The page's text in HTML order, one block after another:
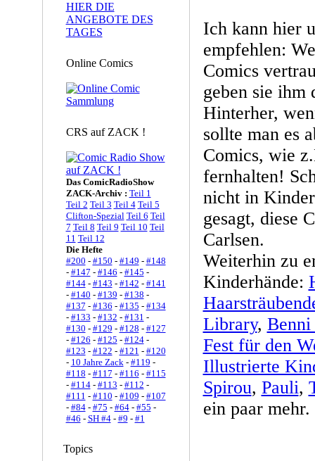
HIER DIE
ANGEBOTE DES
TAGES
Online Comics
CRS auf ZACK !
Das ComicRadioShow
ZACK-Archiv : Teil 1
Teil 2 Teil 3 Teil 4 Teil 5
Clifton-Spezial Teil 6 Teil
7 Teil 8 Teil 9 Teil 10 Teil
11 Teil 12
Die Hefte
#200 - #150 - #149 - #148
- #147 - #146 - #145 -
#144- #143 - #142 - #141
- #140 - #139 - #138 -
#137 - #136 - #135 - #134
- #133 - #132 - #131 -
#130 - #129 - #128 - #127
- #126 - #125 - #124-
#123 - #122 - #121 - #120
- 10 Jahre Zack- #119 -
#118 - #117 - #116 - #115
- #114- #113 - #112 -
#111 - #110 - #109 - #107
- #84- #75 - #64- #55 -
#46 - SH #4- #9 - #1
Topics
Ich kann hier
empfehlen:
Comics
geben sie ihm
Hinterher,
sollte man es
Comics, wie
fernhalten!
nicht in
gesagt, diese
Carlsen.
Weiterhin zu
Kinderhände:
Library, Benni
Fest für den
Illustrierte
Spirou, Pauli,
ein paar mehr.